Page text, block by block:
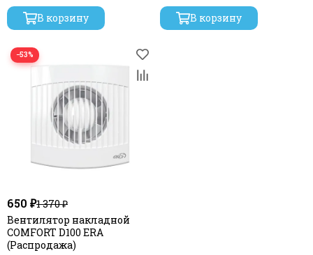
В корзину
В корзину
−53%
650 ₽1 370 ₽
Вентилятор накладной
COMFORT D100 ERA
(Распродажа)